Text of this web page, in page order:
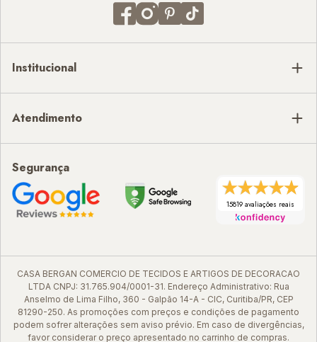
Institucional
Atendimento
Segurança
15819 avaliações reais
CASA BERGAN COMERCIO DE TECIDOS E ARTIGOS DE DECORACAO
LTDA CNPJ: 31.765.904/0001-31. Endereço Administrativo: Rua
Anselmo de Lima Filho, 360 - Galpão 14-A - CIC, Curitiba/PR, CEP
81290-250. As promoções com preços e condições de pagamento
podem sofrer alterações sem aviso prévio. Em caso de divergências,
favor considerar o preço apresentado no carrinho de compras.